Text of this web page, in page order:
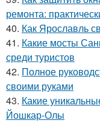
ремонта:
40. Как Ярославль
41. Какие мосты
среди туристов
42. Полное
своими руками
43. Какие
Йошкар-Олы